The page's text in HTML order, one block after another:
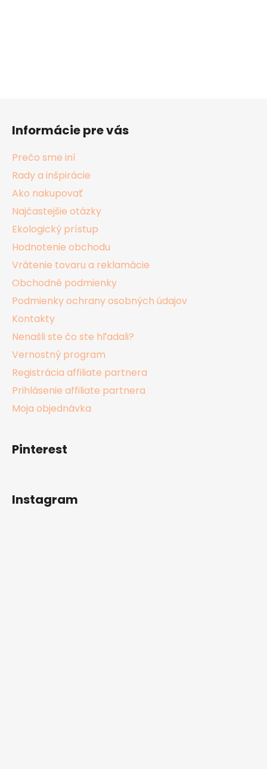
Informácie pre vás
Prečo sme iní
Rady a inšpirácie
Ako nakupovať
Najčastejšie otázky
Ekologický prístup
Hodnotenie obchodu
Vrátenie tovaru a reklamácie
Obchodné podmienky
Podmienky ochrany osobných údajov
Kontakty
Nenašli ste čo ste hľadali?
Vernostný program
Registrácia affiliate partnera
Prihlásenie affiliate partnera
Moja objednávka
Pinterest
Instagram